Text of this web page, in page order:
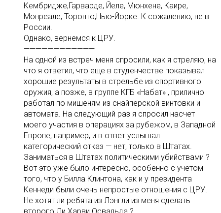
Кембридже,Гарварде, Йеле, Мюнхене, Каире,
Монреале, Торонто,Нью-Йорке. К сожалению, не в
России.
Однако, вернемся к ЦРУ.
————————————
На одной из встреч меня спросили, как я стреляю, на
что я ответил, что еще в студенчестве показывал
хорошие результаты в стрельбе из спортивного
оружия, а позже, в группе КГБ «Набат» , прилично
работал по мишеням из снайперской винтовки и
автомата. На следующий раз я спросил насчет
моего участия в операциях за рубежом, в Западной
Европе, например, и в ответ услышал
категорический отказ — нет, только в Штатах.
Заниматься в Штатах политическими убийствами ?
Вот это уже было интересно, особенно с учетом
того, что у Билла Клинтона, как и у президента
Кеннеди были очень непростые отношения с ЦРУ.
Не хотят ли ребята из Лэнгли из меня сделать
второго Ли Харви Освальда ?